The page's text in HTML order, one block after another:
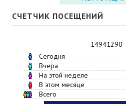
СЧЕТЧИК ПОСЕЩЕНИЙ
14941290
Сегодня
Вчера
На этой неделе
В этом месяце
Всего